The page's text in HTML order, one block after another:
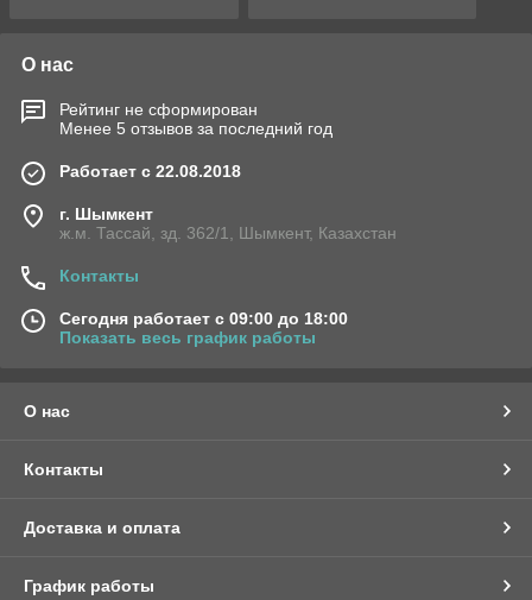
О нас
Рейтинг не сформирован
Менее 5 отзывов за последний год
Работает с 22.08.2018
г. Шымкент
ж.м. Тассай, зд. 362/1, Шымкент, Казахстан
Контакты
Сегодня работает с 09:00 до 18:00
Показать весь график работы
О нас
Контакты
Доставка и оплата
График работы